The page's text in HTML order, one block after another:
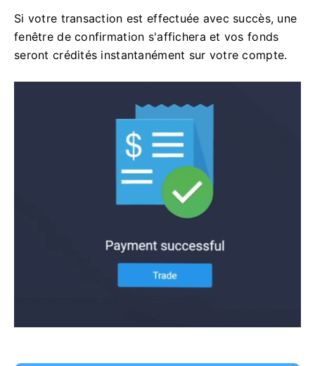
Si votre transaction est effectuée avec succès, une
fenêtre de confirmation s'affichera et vos fonds
seront crédités instantanément sur votre compte.